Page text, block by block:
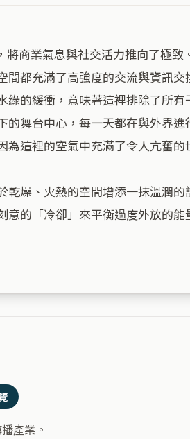
都充滿了高強度的交流與資訊
的緩衝，意味著這裡排除了所
舞台中心，每一天都在與外界
這裡的空氣中充滿了令人亢奮的
燥、火熱的空間增添一抹溫潤
的「冷卻」來平衡過度外放的
產業。